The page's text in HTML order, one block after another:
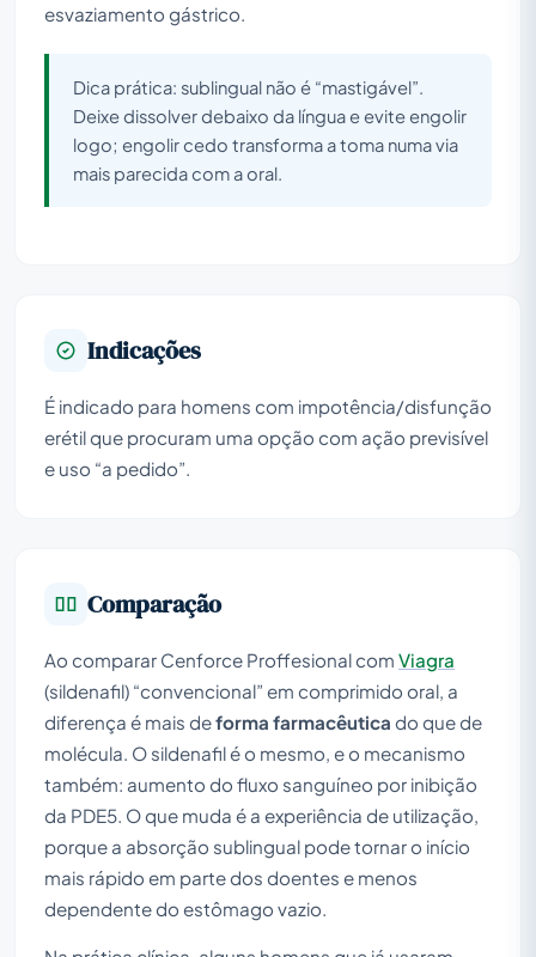
esvaziamento gástrico.
Dica prática: sublingual não é “mastigável”.
Deixe dissolver debaixo da língua e evite engolir
logo; engolir cedo transforma a toma numa via
mais parecida com a oral.
Indicações
É indicado para homens com impotência/disfunção
erétil que procuram uma opção com ação previsível
e uso “a pedido”.
Comparação
Ao comparar Cenforce Proffesional com Viagra
(sildenafil) “convencional” em comprimido oral, a
diferença é mais deforma farmacêutica do que de
molécula. O sildenafil é o mesmo, e o mecanismo
também: aumento do fluxo sanguíneo por inibição
da PDE5. O que muda é a experiência de utilização,
porque a absorção sublingual pode tornar o início
mais rápido em parte dos doentes e menos
dependente do estômago vazio.